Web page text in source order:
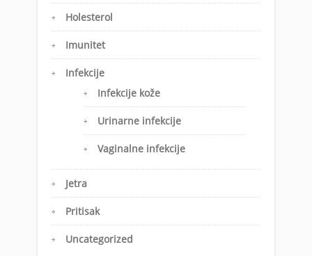
Holesterol
Imunitet
Infekcije
Infekcije kože
Urinarne infekcije
Vaginalne infekcije
Jetra
Pritisak
Uncategorized